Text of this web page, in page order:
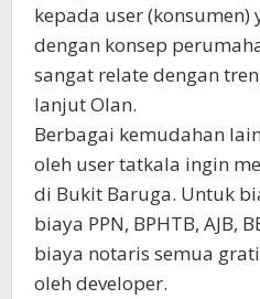
kepada user (konsumen)
dengan konsep
sangat relate dengan
lanjut Olan.
Berbagai kemudahan
oleh user tatkala ingin
di Bukit Baruga. Untuk
biaya PPN, BPHTB, AJB,
biaya notaris semua
oleh developer.